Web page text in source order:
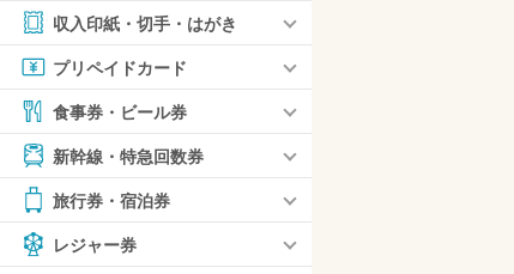
収入印紙・切手・はがき
プリペイドカード
食事券・ビール券
新幹線・特急回数券
旅行券・宿泊券
レジャー券